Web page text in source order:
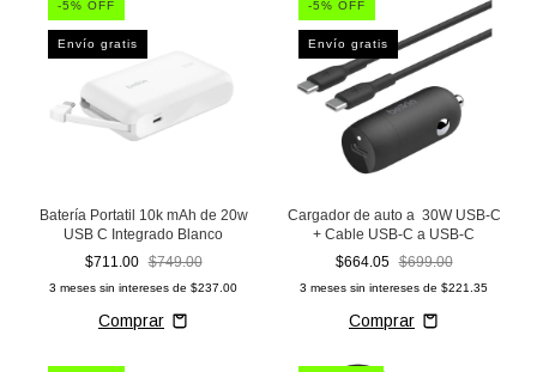
-5% OFF
Envío gratis
Batería Portatil 10k mAh de 20w
USB C Integrado Blanco
$711.00 $749.00
3 meses sin intereses de $237.00
-5% OFF
Envío gratis
Cargador de auto a 30W USB-C
+ Cable USB-C a USB-C
$664.05 $699.00
3 meses sin intereses de $221.35